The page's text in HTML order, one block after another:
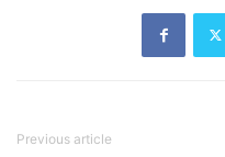
Previous article